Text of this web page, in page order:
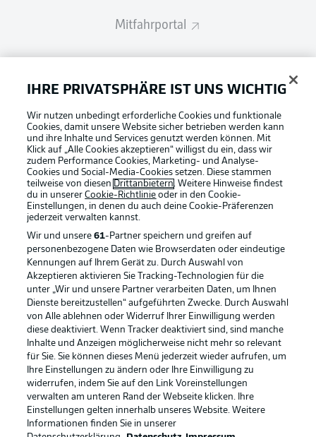
Mitfahrportal
Sprachauswahl
Deutsch Anzeige Modus
Login
IHRE PRIVATSPHÄRE IST UNS WICHTIG
Wir nutzen unbedingt erforderliche Cookies und funktionale
Cookies, damit unsere Website sicher betrieben werden kann
und ihre Inhalte und Services genutzt werden können. Mit
Klick auf „Alle Cookies akzeptieren“ willigst du ein, dass wir
zudem Performance Cookies, Marketing- und Analyse-
Cookies und Social-Media-Cookies setzen. Diese stammen
teilweise von diesen Drittanbietern. Weitere Hinweise findest
du in unsererCookie-Richtlinie oder in den Cookie-
Einstellungen, in denen du auch deine Cookie-Präferenzen
jederzeit verwalten kannst.
Wir und unsere61-Partner speichern und greifen auf
personenbezogene Daten wie Browserdaten oder eindeutige
Kennungen auf Ihrem Gerät zu. Durch Auswahl von
Akzeptieren aktivieren Sie Tracking-Technologien für die
unter „Wir und unsere Partner verarbeiten Daten, um Ihnen
Dienste bereitzustellen“ aufgeführten Zwecke. Durch Auswahl
von Alle ablehnen oder Widerruf Ihrer Einwilligung werden
diese deaktiviert. Wenn Tracker deaktiviert sind, sind manche
Inhalte und Anzeigen möglicherweise nicht mehr so relevant
für Sie. Sie können dieses Menü jederzeit wieder aufrufen, um
Ihre Einstellungen zu ändern oder Ihre Einwilligung zu
widerrufen, indem Sie auf den Link Voreinstellungen
verwalten am unteren Rand der Webseite klicken. Ihre
Einstellungen gelten innerhalb unseres Website. Weitere
Informationen finden Sie in unserer